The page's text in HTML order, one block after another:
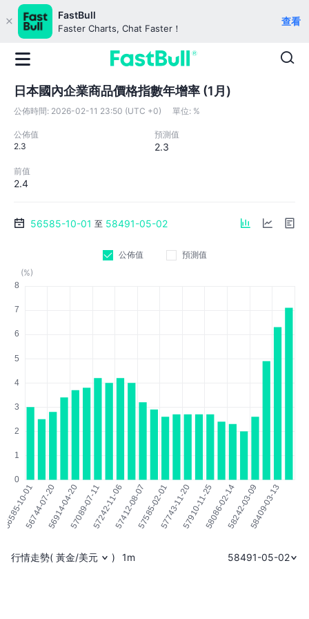
FastBull
Faster Charts, Chat Faster！
查看
日本國內企業商品價格指數年增率 (1月)
公佈時間: 2026-02-11 23:50 (UTC +0) 單位: %
公佈值
2.3
預測值
2.3
前值
2.4
56585-10-01 至 58491-05-02
公佈值
預測值
(%)
行情走勢( 黃金/美元 ) 1m 58491-05-02